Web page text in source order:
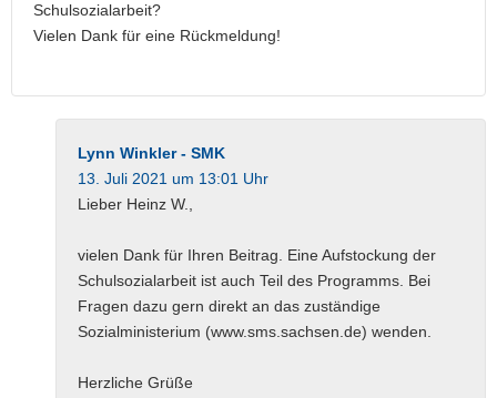
Schulsozialarbeit?
Vielen Dank für eine Rückmeldung!
Lynn Winkler - SMK
13. Juli 2021 um 13:01 Uhr
Lieber Heinz W.,
vielen Dank für Ihren Beitrag. Eine Aufstockung der
Schulsozialarbeit ist auch Teil des Programms. Bei
Fragen dazu gern direkt an das zuständige
Sozialministerium (www.sms.sachsen.de) wenden.
Herzliche Grüße